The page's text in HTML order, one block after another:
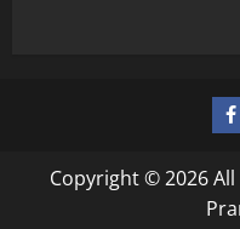
Copyright © 2026